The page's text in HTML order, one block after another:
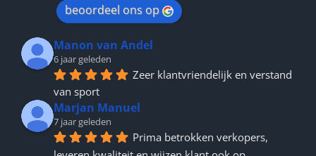
beoordeel ons op
Manon van Andel
6 jaar geleden
Zeer klantvriendelijk en verstand
van sport
Marjan Manuel
7 jaar geleden
Prima betrokken verkopers,